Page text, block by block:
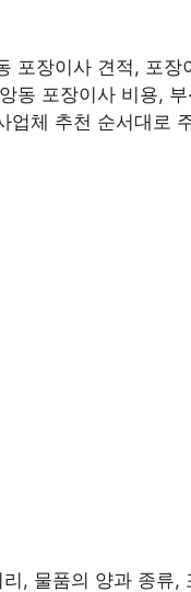
포장이사 견적, 포
동 포장이사 비용,
체 추천 순서대로
, 물품의 양과 종류,